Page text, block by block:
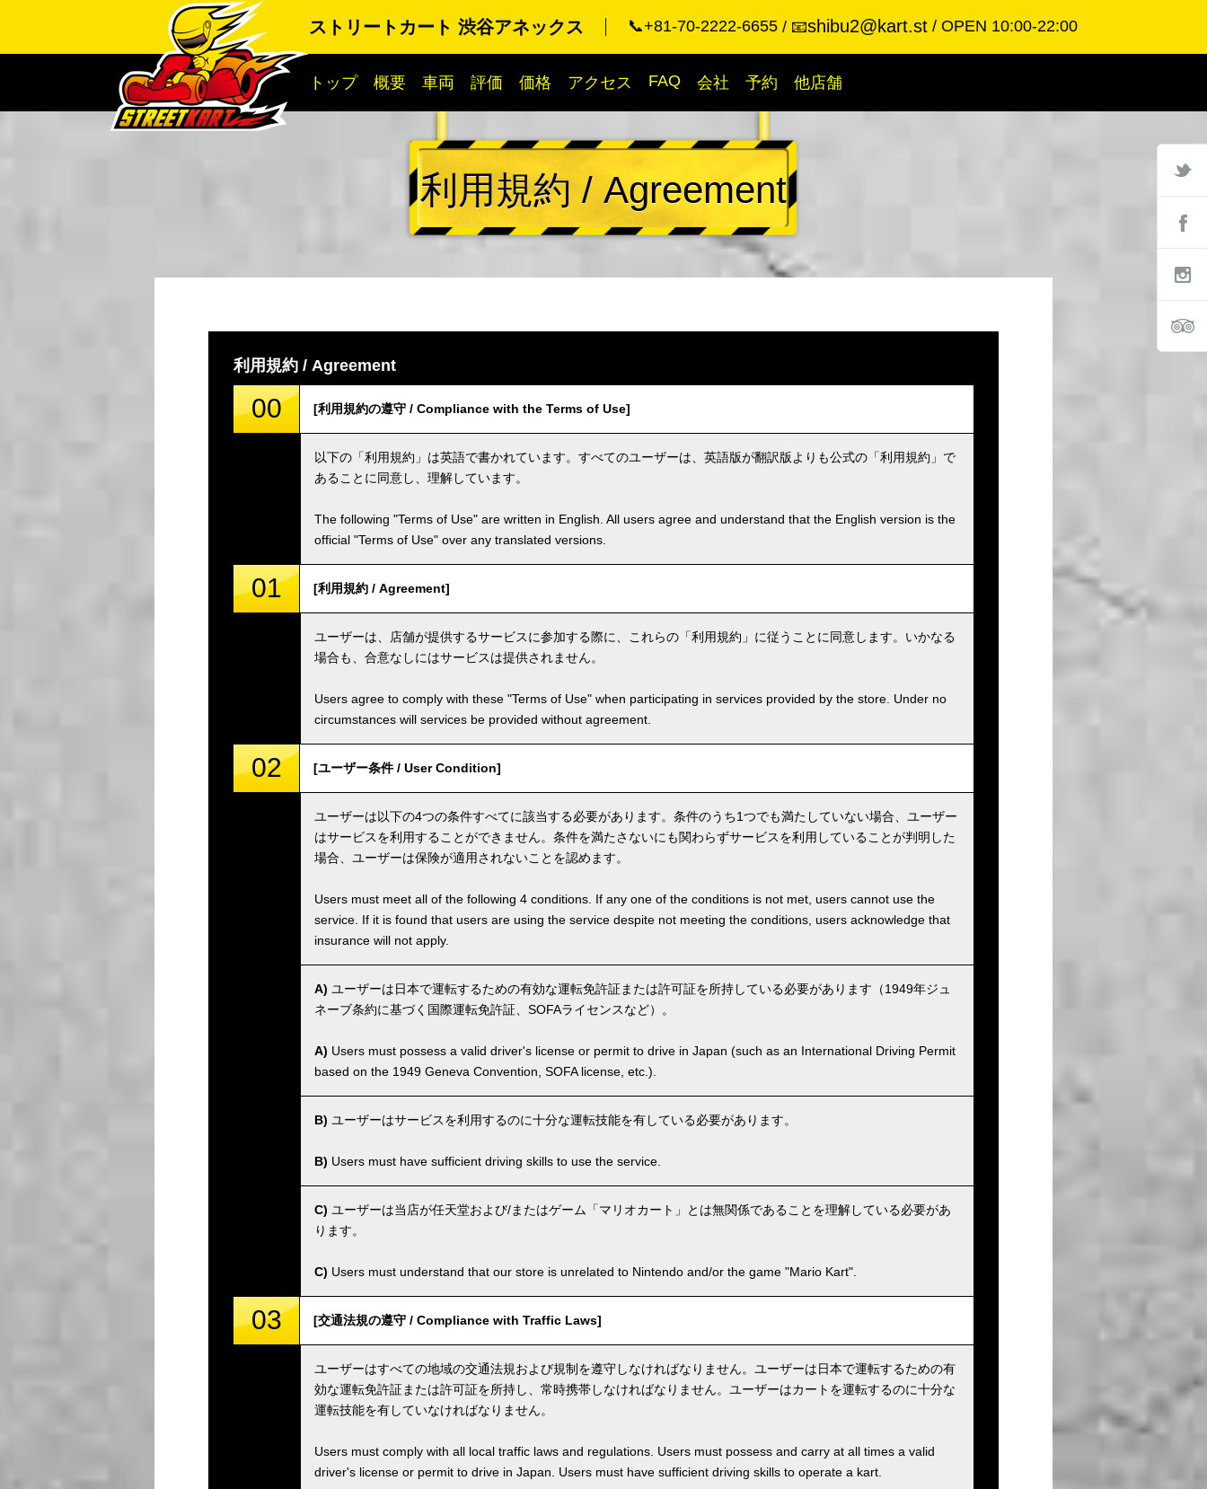
ストリートカート 渋谷アネックス 📞+81-70-2222-6655 📧shibu2@kart.st OPEN 10:00-22:00
トップ 概要 車両 評価 価格 アクセス FAQ 会社 予約 他店舗
利用規約 / Agreement
利用規約 / Agreement
00 [利用規約の遵守 / Compliance with the Terms of Use]
以下の「利用規約」は英語で書かれています。すべてのユーザーは、英語版が翻訳版よりも公式の「利用規約」で
あることに同意し、理解しています。
The following "Terms of Use" are written in English. All users agree and understand that the English version is the
official "Terms of Use" over any translated versions.
01 [利用規約 / Agreement]
ユーザーは、店舗が提供するサービスに参加する際に、これらの「利用規約」に従うことに同意します。いかなる
場合も、合意なしにはサービスは提供されません。
Users agree to comply with these "Terms of Use" when participating in services provided by the store. Under no
circumstances will services be provided without agreement.
02 [ユーザー条件 / User Condition]
ユーザーは以下の4つの条件すべてに該当する必要があります。条件のうち1つでも満たしていない場合、ユーザー
はサービスを利用することができません。条件を満たさないにも関わらずサービスを利用していることが判明した
場合、ユーザーは保険が適用されないことを認めます。
Users must meet all of the following 4 conditions. If any one of the conditions is not met, users cannot use the
service. If it is found that users are using the service despite not meeting the conditions, users acknowledge that
insurance will not apply.
A) ユーザーは日本で運転するための有効な運転免許証または許可証を所持している必要があります（1949年ジュ
ネーブ条約に基づく国際運転免許証、SOFAライセンスなど）。
A) Users must possess a valid driver's license or permit to drive in Japan (such as an International Driving Permit
based on the 1949 Geneva Convention, SOFA license, etc.).
B) ユーザーはサービスを利用するのに十分な運転技能を有している必要があります。
B) Users must have sufficient driving skills to use the service.
C) ユーザーは当店が任天堂および/またはゲーム「マリオカート」とは無関係であることを理解している必要があ
ります。
C) Users must understand that our store is unrelated to Nintendo and/or the game "Mario Kart".
03 [交通法規の遵守 / Compliance with Traffic Laws]
ユーザーはすべての地域の交通法規および規制を遵守しなければなりません。ユーザーは日本で運転するための有
効な運転免許証または許可証を所持し、常時携帯しなければなりません。ユーザーはカートを運転するのに十分な
運転技能を有していなければなりません。
Users must comply with all local traffic laws and regulations. Users must possess and carry at all times a valid
driver's license or permit to drive in Japan. Users must have sufficient driving skills to operate a kart.